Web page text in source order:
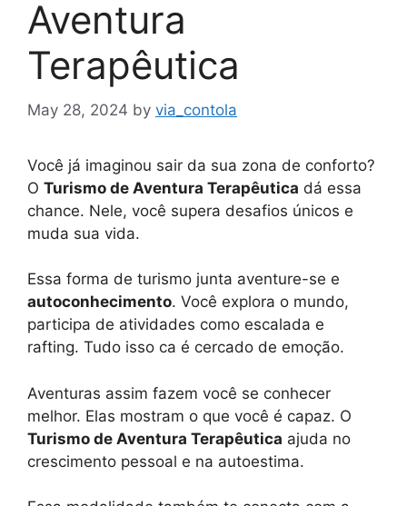
Aventura
Terapêutica
May 28, 2024 by via_contola
Você já imaginou sair da sua zona de conforto?
O Turismo de Aventura Terapêutica dá essa
chance. Nele, você supera desafios únicos e
muda sua vida.
Essa forma de turismo junta aventure-se e
autoconhecimento. Você explora o mundo,
participa de atividades como escalada e
rafting. Tudo isso ca é cercado de emoção.
Aventuras assim fazem você se conhecer
melhor. Elas mostram o que você é capaz. O
Turismo de Aventura Terapêutica ajuda no
crescimento pessoal e na autoestima.